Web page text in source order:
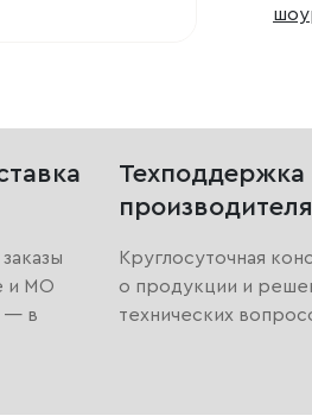
и МО
— в
Техподдержка
Круглосуточная
о продукции и
технических